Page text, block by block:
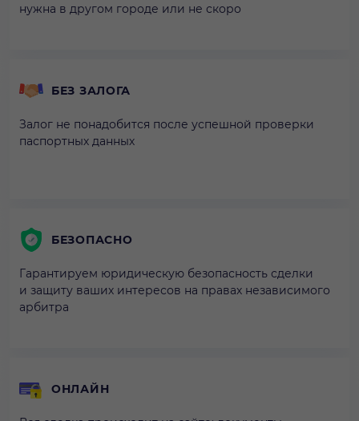
нужна в другом городе или не скоро
БЕЗ ЗАЛОГА
Залог не понадобится после успешной проверки
паспортных данных
БЕЗОПАСНО
Гарантируем юридическую безопасность сделки
и защиту ваших интересов на правах независимого
арбитра
ОНЛАЙН